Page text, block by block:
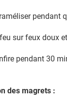
pendant
sur feux doux
pendant 30
des magrets :